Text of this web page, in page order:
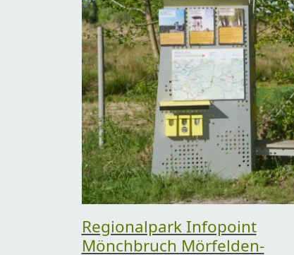
Regionalpark Infopoint
Mönchbruch Mörfelden-